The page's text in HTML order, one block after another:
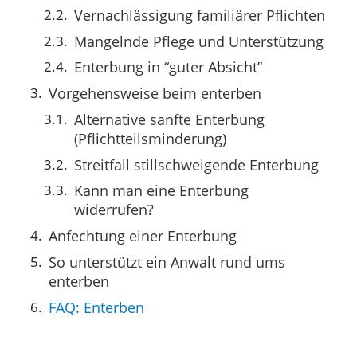
Vernachlässigung familiärer Pflichten
Mangelnde Pflege und Unterstützung
Enterbung in “guter Absicht”
Vorgehensweise beim enterben
Alternative sanfte Enterbung
(Pflichtteilsminderung)
Streitfall stillschweigende Enterbung
Kann man eine Enterbung
widerrufen?
Anfechtung einer Enterbung
So unterstützt ein Anwalt rund ums
enterben
FAQ: Enterben